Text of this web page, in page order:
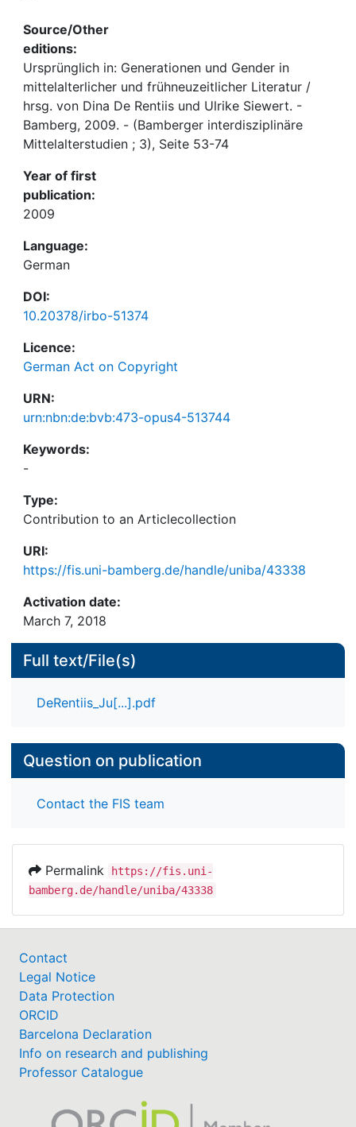
Source/Other
editions:
Ursprünglich in: Generationen und Gender in
mittelalterlicher und frühneuzeitlicher Literatur /
hrsg. von Dina De Rentiis und Ulrike Siewert. -
Bamberg, 2009. - (Bamberger interdisziplinäre
Mittelalterstudien ; 3), Seite 53-74
Year of first
publication:
2009
Language:
German
DOI:
10.20378/irbo-51374
Licence:
German Act on Copyright
URN:
urn:nbn:de:bvb:473-opus4-513744
Keywords:
-
Type:
Contribution to an Articlecollection
URI:
https://fis.uni-bamberg.de/handle/uniba/43338
Activation date:
March 7, 2018
Full text/File(s)
DeRentiis_Ju[...].pdf
Question on publication
Contact the FIS team
Permalink
https://fis.uni-
bamberg.de/handle/uniba/43338
Contact
Legal Notice
Data Protection
ORCID
Barcelona Declaration
Info on research and publishing
Professor Catalogue